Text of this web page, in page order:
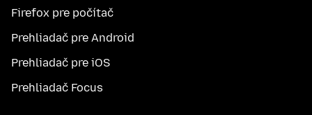
Firefox pre počítač
Prehliadač pre Android
Prehliadač pre iOS
Prehliadač Focus